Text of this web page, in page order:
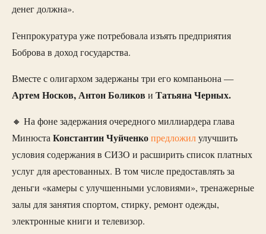
денег должна».
Генпрокуратура уже потребовала изъять предприятия
Боброва в доход государства.
Вместе с олигархом задержаны три его компаньона —
Артем Носков, Антон Боликов и Татьяна Черных.
🔸 На фоне задержания очередного миллиардера глава
МинюстаКонстантин Чуйченкопредложилулучшить
условия содержания в СИЗО и расширить список платных
услуг для арестованных. В том числе предоставлять за
деньги «камеры с улучшенными условиями», тренажерные
залы для занятия спортом, стирку, ремонт одежды,
электронные книги и телевизор.